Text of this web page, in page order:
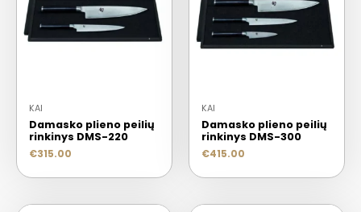
KAI
Damasko plieno peilių
rinkinys DMS-220
€315.00
KAI
Damasko plieno peilių
rinkinys DMS-300
€415.00